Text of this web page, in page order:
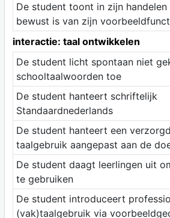
De student toont in zijn
bewust is van zijn
interactie: taal ontwikkelen
De student licht spontaan niet
schooltaalwoorden toe
De student hanteert schriftelijk
Standaardnederlands
De student hanteert een
taalgebruik aangepast aan de
De student daagt leerlingen uit
te gebruiken
De student introduceert
(vak)taalgebruik via